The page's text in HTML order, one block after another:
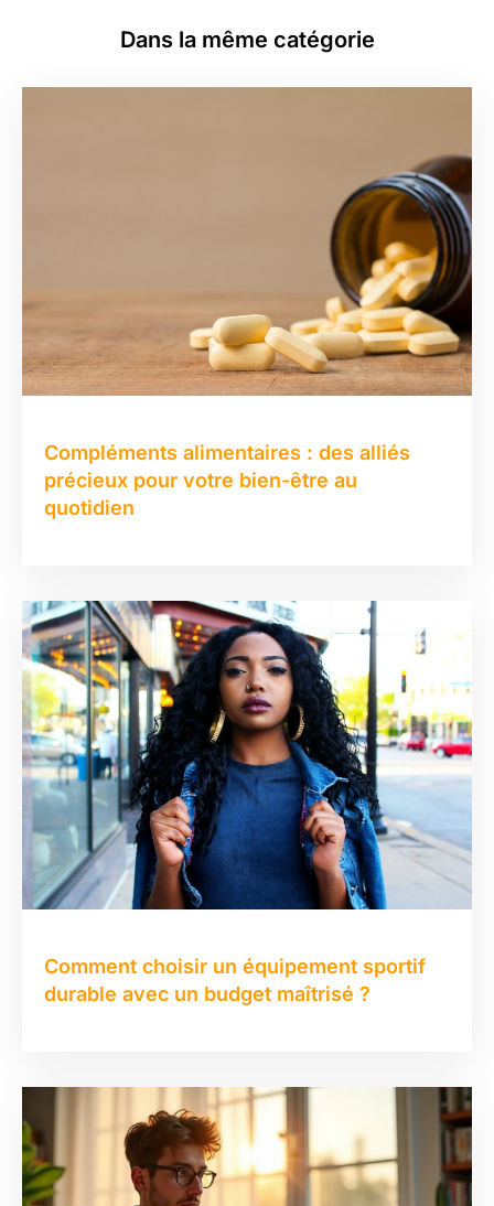
Dans la même catégorie
Compléments alimentaires : des alliés
précieux pour votre bien-être au
quotidien
Comment choisir un équipement sportif
durable avec un budget maîtrisé ?